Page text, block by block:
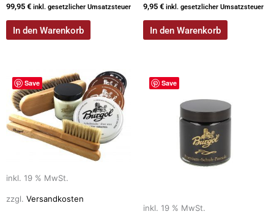
99,95 € inkl. gesetzlicher Umsatzsteuer
In den Warenkorb
9,95 € inkl. gesetzlicher Umsatzsteuer
In den Warenkorb
Save
inkl. 19 % MwSt.
zzgl. Versandkosten
Save
inkl. 19 % MwSt.